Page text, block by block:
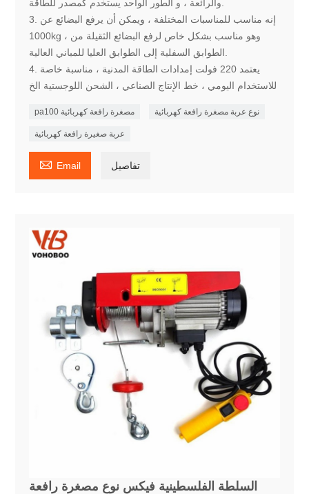
3. إنه مناسب للمناسبات المختلفة ، ويمكن أن يرفع البضائع عن
1000kg ، وهو مناسب بشكل خاص لرفع البضائع الثقيلة من
4. يعتمد 220 فولت إمدادات الطاقة المدنية ، مناسبة خاصة
للاستخدام اليومي ، خط الإنتاج الصناعي ، الشحن اللوجستية الخ
pa100 مصغرة رافعة كهربائية نوع عربة مصغرة رافعة كهربائية
عربة صغيرة رافعة كهربائية
 Email تفاصيل
السلطة الفلسطينية فيكس نوع مصغرة رافعة